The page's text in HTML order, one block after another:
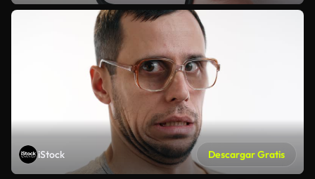
iStock Descargar Gratis